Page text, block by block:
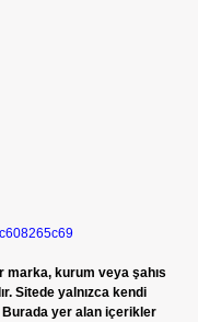
marka, kurum veya şahıs
Sitede yalnızca kendi
Burada yer alan içerikler